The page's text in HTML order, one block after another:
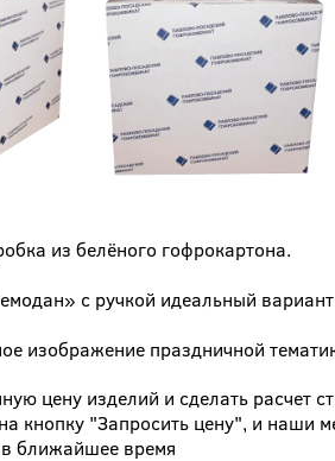
из белёного гофрокартона.
с ручкой идеальный
изображение праздничной
цену изделий и сделать расчет
кнопку "Запросить цену", и наши
ближайшее время